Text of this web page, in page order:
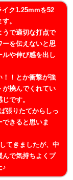
イク1.25mmを52
。
うで適切な打点で
ーを伝えないと思
ルや伸び感を出し
！！とか衝撃が強
が撓んでくれてい
です。
張りたてからしっ
きると思いま
てきましたが、中
んで気持ちよくプ
♪